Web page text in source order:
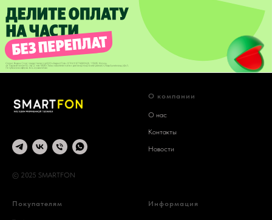
© 2025 SMARTFON
О компании
О нас
Контакты
Новости
Покупателям Информация